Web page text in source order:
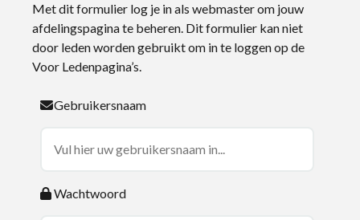
Met dit formulier log je in als webmaster om jouw
afdelingspagina te beheren. Dit formulier kan niet
door leden worden gebruikt om in te loggen op de
Voor Ledenpagina’s.
Gebruikersnaam
Wachtwoord